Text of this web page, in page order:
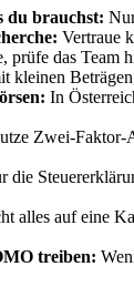
du brauchst:
Vertraue
prüfe das Team
kleinen
In
Zwei-Faktor-
die
alles auf eine
treiben: